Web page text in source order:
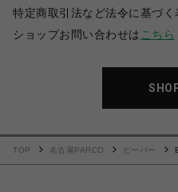
特定商取引法など法令に基づく
ショップお問い合わせは こちら
TOP 名古屋PARCO ビーバー